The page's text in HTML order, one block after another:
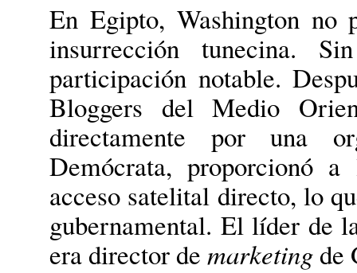
En Egipto, Washington
insurrección tunecina.
participación notable.
Bloggers del Medio
directamente por una
Demócrata, proporcionó
acceso satelital directo, lo
gubernamental. El líder de
era director de marketingde